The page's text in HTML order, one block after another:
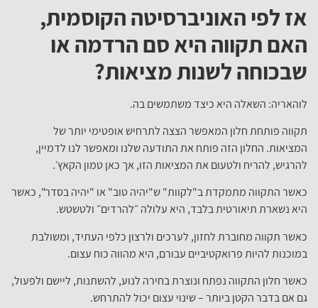
אז לפי האוניברסיטה הקוסמית,
האם תקווה היא סם הרדמה או
שבכוחה לשנות מציאות?
לוהאריה: השאלה היא כיצד משתמשים בה.
תקווה פותחת חלון המאפשר הצצה לתרחיש אופטימי יותר של
המציאות. החלון הזה פותח את התודעה שלנו ומאפשר לנו לדמיין,
להרגיש, להריח ולטעום את המציאות הזו, אך כאן טמון הקאץ׳.
כאשר התקווה מתמקדת ב"לקוות" ש"יהיה טוב" או "יהיה בסדר", כאשר
היא נשארת תיאורטית בלבד, היא עלולה ״להרדים״ ולטשטש.
כאשר תקווה מחוברת לחזון, לערכים ולרצון כלפי העתיד, ומשולבת
במוכנות להיות פרואקטיביים עבורם, היא מהווה כוח עצום.
כאשר חלון התקווה נפתח ונוצרת בחירה לנוע, להשתנות, ליישם ולפעול,
גם אם בדבר הקטן ביותר – שינוי עצום יכול להתרחש.